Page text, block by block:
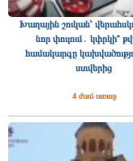
Խաղային շուկան՝
նոր փուլում․ կփրկի՞
համակարգը
ստվերից
4 ժամ առաջ